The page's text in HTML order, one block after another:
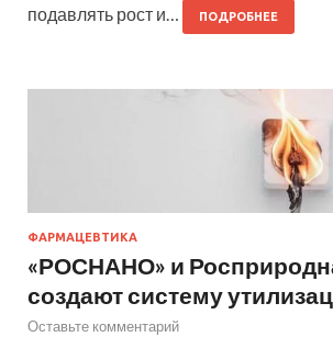
подавлять рост и…
ПОДРОБНЕЕ
ФАРМАЦЕВТИКА
«РОСНАНО» и
создают систему
Оставьте комментарий